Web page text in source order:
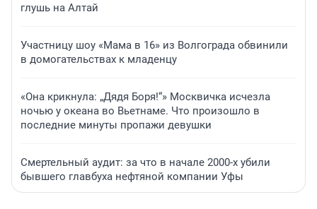
глушь на Алтай
Участницу шоу «Мама в 16» из Волгограда обвинили
в домогательствах к младенцу
«Она крикнула: „Дядя Боря!“» Москвичка исчезла
ночью у океана во Вьетнаме. Что произошло в
последние минуты пропажи девушки
Смертельный аудит: за что в начале 2000-х убили
бывшего главбуха нефтяной компании Уфы